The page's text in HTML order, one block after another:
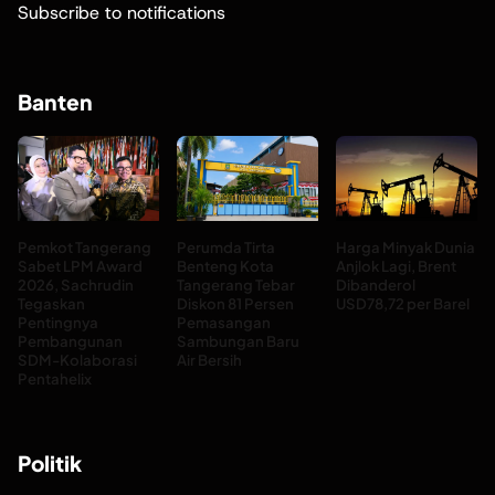
Subscribe to notifications
Banten
Pemkot Tangerang
Sabet LPM Award
2026, Sachrudin
Tegaskan
Pentingnya
Pembangunan
SDM-Kolaborasi
Pentahelix
Perumda Tirta
Benteng Kota
Tangerang Tebar
Diskon 81 Persen
Pemasangan
Sambungan Baru
Air Bersih
Harga Minyak Dunia
Anjlok Lagi, Brent
Dibanderol
USD78,72 per Barel
Politik